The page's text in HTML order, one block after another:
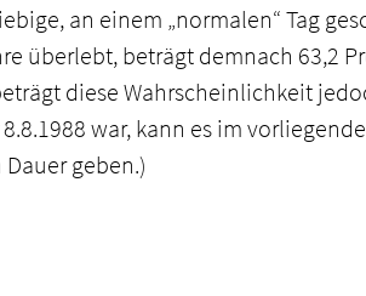
an einem „normalen“ Tag
überlebt, beträgt demnach 63,2
diese Wahrscheinlichkeit
war, kann es im
geben.)